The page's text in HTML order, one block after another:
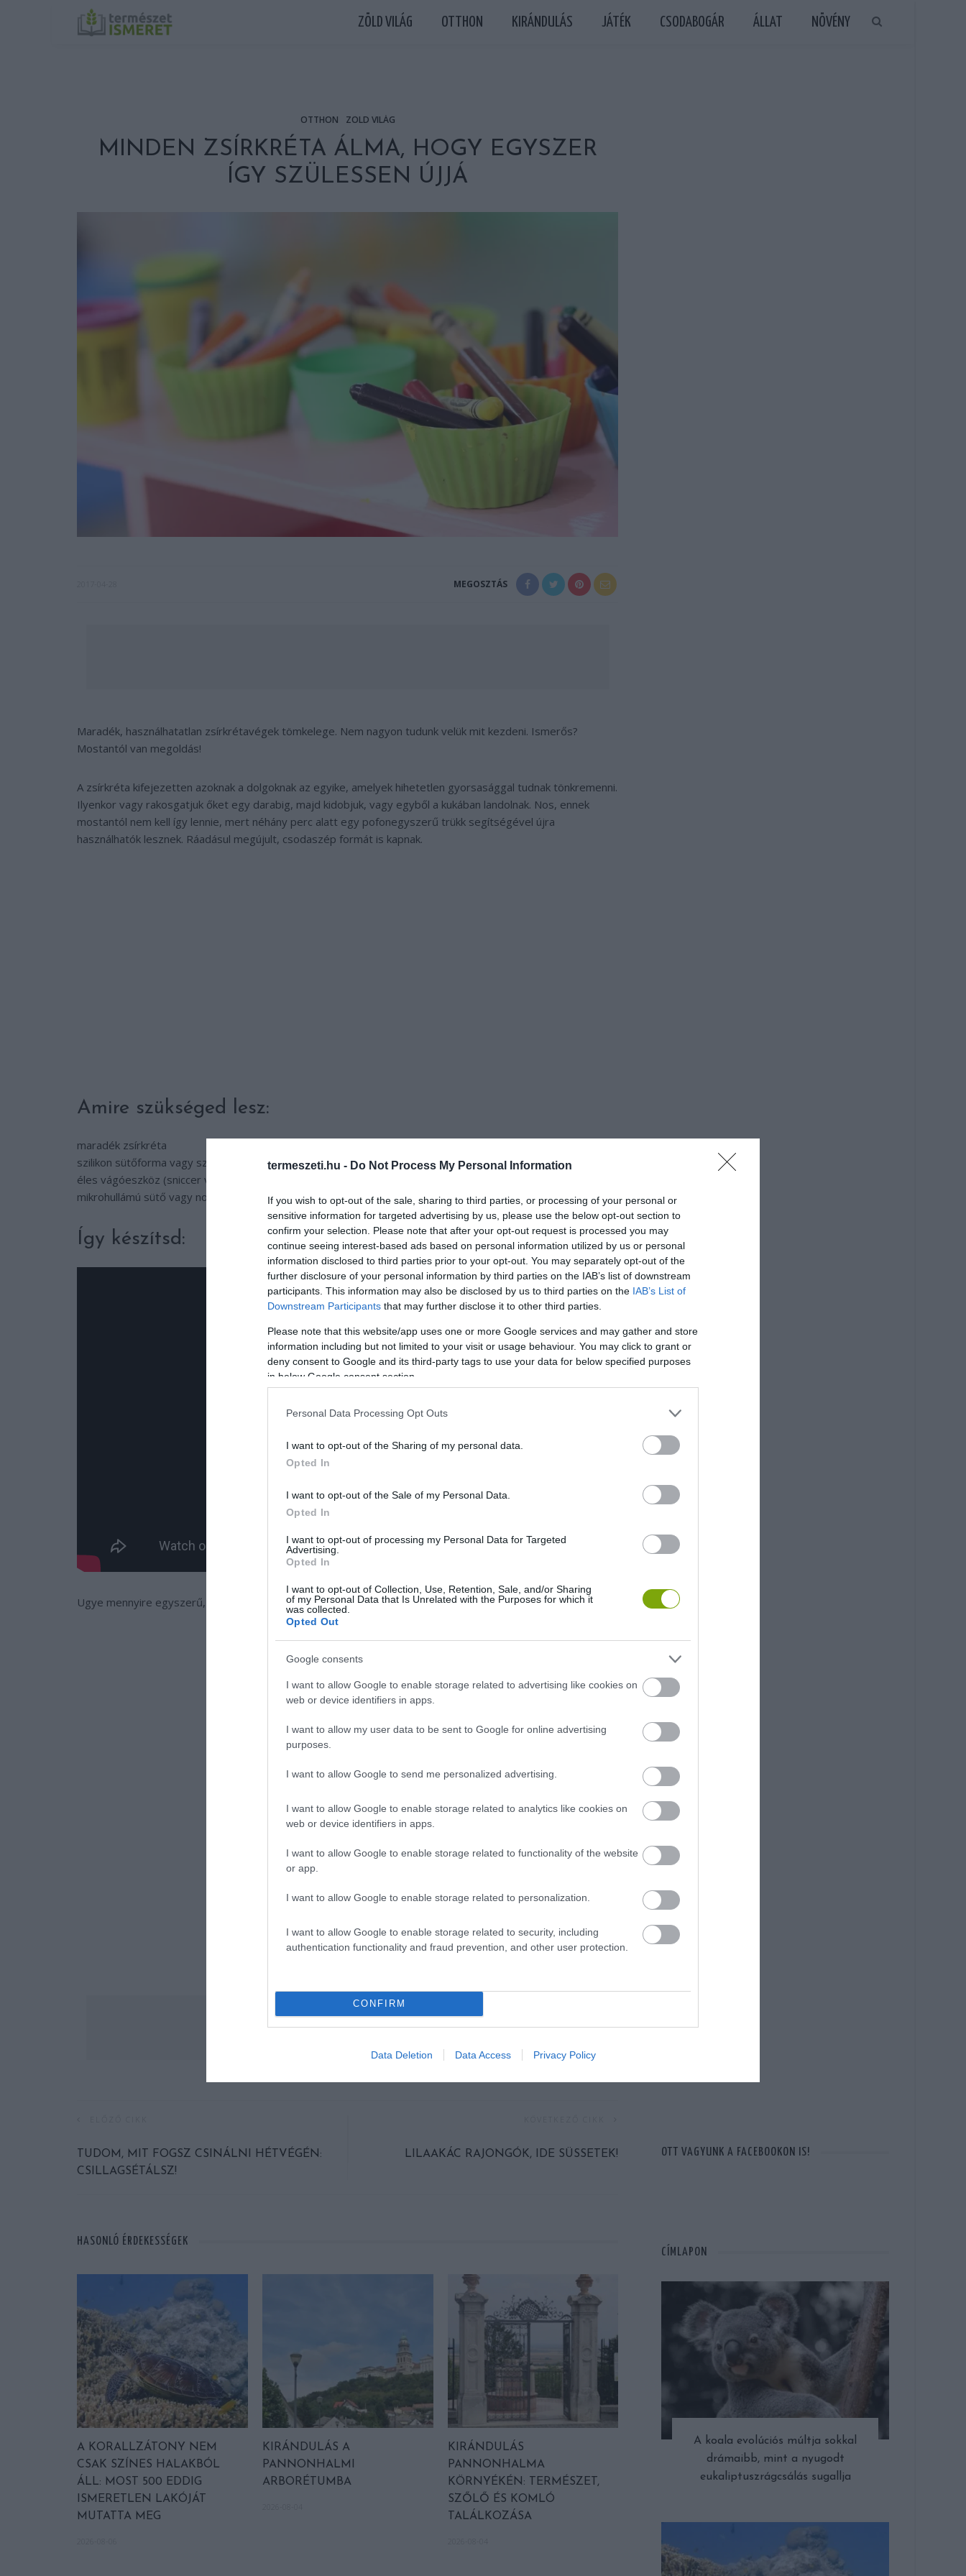
termeszeti.hu - Do Not Process My Personal Information
If you wish to opt-out of the sale, sharing to third parties, or processing of your personal or
sensitive information for targeted advertising by us, please use the below opt-out section to
confirm your selection. Please note that after your opt-out request is processed you may
continue seeing interest-based ads based on personal information utilized by us or personal
information disclosed to third parties prior to your opt-out. You may separately opt-out of the
further disclosure of your personal information by third parties on the IAB’s list of downstream
participants. This information may also be disclosed by us to third parties on the IAB’s List of
Downstream Participants that may further disclose it to other third parties.
Please note that this website/app uses one or more Google services and may gather and store
information including but not limited to your visit or usage behaviour. You may click to grant or
deny consent to Google and its third-party tags to use your data for below specified purposes
in below Google consent section.
Personal Data Processing Opt Outs
I want to opt-out of the Sharing of my personal data.
Opted In
I want to opt-out of the Sale of my Personal Data.
Opted In
I want to opt-out of processing my Personal Data for Targeted
Advertising.
Opted In
I want to opt-out of Collection, Use, Retention, Sale, and/or Sharing
of my Personal Data that Is Unrelated with the Purposes for which it
was collected.
Opted Out
Google consents
I want to allow Google to enable storage related to advertising like cookies on
web or device identifiers in apps.
I want to allow my user data to be sent to Google for online advertising
purposes.
I want to allow Google to send me personalized advertising.
I want to allow Google to enable storage related to analytics like cookies on
web or device identifiers in apps.
I want to allow Google to enable storage related to functionality of the website
or app.
I want to allow Google to enable storage related to personalization.
I want to allow Google to enable storage related to security, including
authentication functionality and fraud prevention, and other user protection.
CONFIRM
Data Deletion Data Access Privacy Policy
ZÖLD VILÁG OTTHON KIRÁNDULÁS JÁTÉK CSODABOGÁR ÁLLAT NÖVÉNY
OTTHON ZÖLD VILÁG
MINDEN ZSÍRKRÉTA ÁLMA, HOGY EGYSZER
ÍGY SZÜLESSEN ÚJJÁ
MEGOSZTÁS
Maradék, használhatatlan zsírkrétavégek tömkelege. Nem nagyon tudunk velük mit kezdeni. Ismerős?
Mostantól van megoldás!
A zsírkréta kifejezetten azoknak a dolgoknak az egyike, amelyek hihetetlen gyorsasággal tudnak tönkremenni.
Ilyenkor vagy rakosgatjuk őket egy darabig, majd kidobjuk, vagy egyből a kukában landolnak. Nos, ennek
mostantól nem kell így lennie, mert néhány perc alatt egy pofonegyszerű trükk segítségével újra
használhatók lesznek. Ráadásul megújult, csodaszép formát is kapnak.
Amire szükséged lesz:
maradék zsírkréta
szilikon sütőforma vagy szilikon jégkockatartó
éles vágóeszköz (sniccer vagy kés)
mikrohullámú sütő vagy normál sütő
Így készítsd:
Ugye mennyire egyszerű, de nagyszerű?
TUDOM, MIT FOGSZ CSINÁLNI HÉTVÉGÉN:
CSILLAGSÉTÁLSZ!
LILAAKÁC RAJONGÓK, IDE SÜSSETEK!
HASONLÓ ÉRDEKESSÉGEK
A KORALLZÁTONY NEM
CSAK SZÍNES HALAKBÓL
ÁLL: MOST 500 EDDIG
ISMERETLEN LAKÓJÁT
MUTATTA MEG
KIRÁNDULÁS A
PANNONHALMI
ARBORÉTUMBA
KIRÁNDULÁS
PANNONHALMA
KÖRNYÉKÉN: TERMÉSZET,
SZŐLŐ ÉS KOMLÓ
TALÁLKOZÁSA
OTT VAGYUNK A FACEBOOKON IS!
CÍMLAPON
A koala evolúciós múltja sokkal
drámaibb, mint a nyugodt
eukaliptuszrágcsálás sugallja